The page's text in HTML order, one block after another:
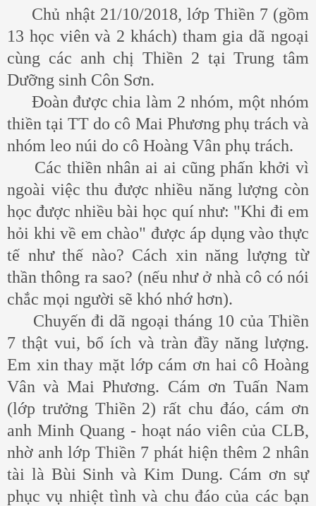
Chủ nhật 21/10/2018, lớp Thiền 7 (gồm
13 học viên và 2 khách) tham gia dã ngoại
cùng các anh chị Thiền 2 tại Trung tâm
Dưỡng sinh Côn Sơn.
Đoàn được chia làm 2 nhóm, một nhóm
thiền tại TT do cô Mai Phương phụ trách và
nhóm leo núi do cô Hoàng Vân phụ trách.
Các thiền nhân ai ai cũng phấn khởi vì
ngoài việc thu được nhiều năng lượng còn
học được nhiều bài học quí như: "Khi đi em
hỏi khi về em chào" được áp dụng vào thực
tế như thế nào? Cách xin năng lượng từ
thần thông ra sao? (nếu như ở nhà cô có nói
chắc mọi người sẽ khó nhớ hơn).
Chuyến đi dã ngoại tháng 10 của Thiền
7 thật vui, bổ ích và tràn đầy năng lượng.
Em xin thay mặt lớp cám ơn hai cô Hoàng
Vân và Mai Phương. Cám ơn Tuấn Nam
(lớp trưởng Thiền 2) rất chu đáo, cám ơn
anh Minh Quang - hoạt náo viên của CLB,
nhờ anh lớp Thiền 7 phát hiện thêm 2 nhân
tài là Bùi Sinh và Kim Dung. Cám ơn sự
phục vụ nhiệt tình và chu đáo của các bạn